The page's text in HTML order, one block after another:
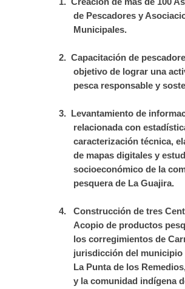
de Pescadores y
Municipales.
2. Capacitación de
objetivo de lograr una
pesca responsable y
3. Levantamiento de
relacionada con
caracterización técnica,
de mapas digitales y
socioeconómico de la
pesquera de La Guajira.
4.
Construcción de tres
Acopio de productos
los corregimientos de
jurisdicción del municipio
La Punta de los
y la comunidad indígena